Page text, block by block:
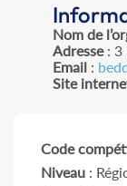
Nom de
Adresse: 3
Email :
Site
Code
Niveau :